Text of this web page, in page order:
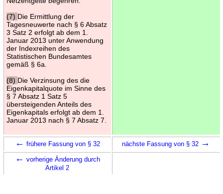
(7) Die Ermittlung der
Tagesneuwerte nach § 6 Absatz
3 Satz 2 erfolgt ab dem 1.
Januar 2013 unter Anwendung
der Indexreihen des
Statistischen Bundesamtes
gemäß § 6a.
(8) Die Verzinsung des die
Eigenkapitalquote im Sinne des
§ 7 Absatz 1 Satz 5
übersteigenden Anteils des
Eigenkapitals erfolgt ab dem 1.
Januar 2013 nach § 7 Absatz 7.
← frühere Fassung von § 32 nächste Fassung von § 32 →
← vorherige Änderung durch
Artikel 2